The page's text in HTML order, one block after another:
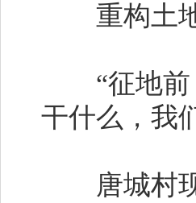
重构土地
“征地前
干什么，我
唐城村现